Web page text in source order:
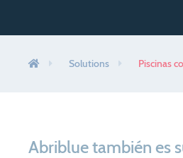
Contacto Particulares
Solutions Piscinas
Abriblue también es